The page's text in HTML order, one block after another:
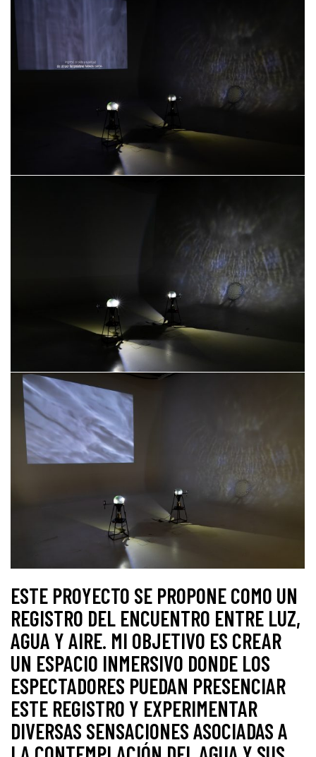
ESTE PROYECTO SE PROPONE COMO UN
REGISTRO DEL ENCUENTRO ENTRE LUZ,
AGUA Y AIRE. MI OBJETIVO ES CREAR
UN ESPACIO INMERSIVO DONDE LOS
ESPECTADORES PUEDAN PRESENCIAR
ESTE REGISTRO Y EXPERIMENTAR
DIVERSAS SENSACIONES ASOCIADAS A